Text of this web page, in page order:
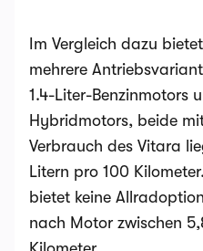
Im Vergleich dazu
mehrere
1.4-Liter-Benzinmotors
Hybridmotors, beide
Verbrauch des Vitara
Litern pro 100
bietet keine
nach Motor zwischen